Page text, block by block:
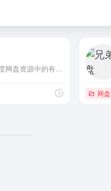
玉白盘支持百度云搜索，可快速搜索百度网盘资源中的有效连接，自动识别无效的百度云网盘资源，每天更新海量资源。
网